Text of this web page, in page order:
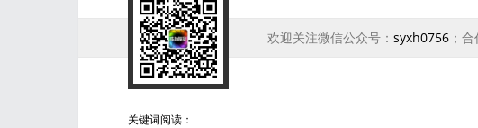
欢迎关注微信公众号：syxh0756 ；
关键词阅读：